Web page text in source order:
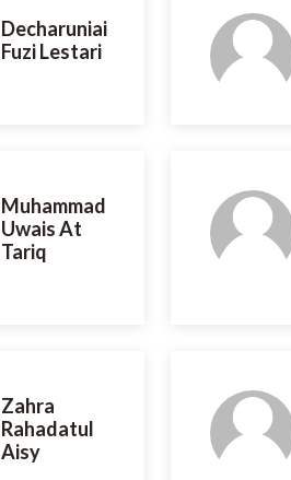
Decharuniai
Fuzi Lestari
Muhammad
Uwais At
Tariq
Zahra
Rahadatul
Aisy